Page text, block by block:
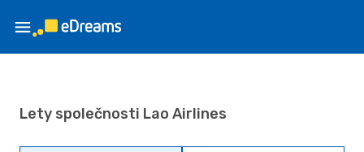
Lety společnosti Lao Airlines